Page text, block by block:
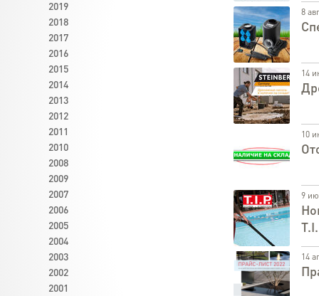
8
14
10
9
14
2019
2018
2017
2016
2015
2014
2013
2012
2011
2010
2008
2009
2007
2006
2005
2004
2003
2002
2001